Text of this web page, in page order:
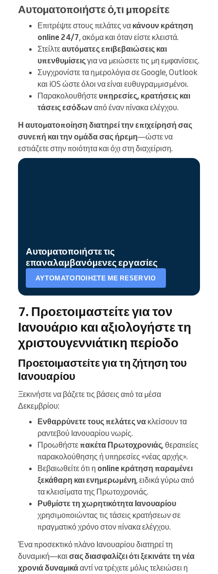
Αυτοματοποιήστε ό,τι μπορείτε
Επιτρέψτε στους πελάτες να κάνουν κράτηση
online 24/7, ακόμα και όταν είστε κλειστά.
Στείλτεαυτόματες επιβεβαιώσεις και
υπενθυμίσειςγια να μειώσετε τις μη εμφανίσεις.
Συγχρονίστε τα ημερολόγια σε Google, Outlook
και iOS ώστε όλοι να είναι ευθυγραμμισμένοι.
Παρακολουθήστε υπηρεσίες, κρατήσεις και
τάσεις εσόδωναπό έναν πίνακα ελέγχου.
Η αυτοματοποίηση διατηρεί την επιχείρησή σας
συνεπή και την ομάδα σας ήρεμη—ώστε να
εστιάζετε στην ποιότητα και όχι στη διαχείριση.
Αυτοματοποιήστε τις
επαναλαμβανόμενες εργασίες
ΑΥΤΟΜΑΤΟΠΟΙΉΣΤΕ ΜΕ RESERVIO
7. Προετοιμαστείτε για τον
Ιανουάριο και αξιολογήστε τη
χριστουγεννιάτικη περίοδο
Προετοιμαστείτε για τη ζήτηση του
Ιανουαρίου
Ξεκινήστε να βάζετε τις βάσεις από τα μέσα
Δεκεμβρίου:
Ενθαρρύνετε τους πελάτες να κλείσουν τα
ραντεβού Ιανουαρίου νωρίς.
Προωθήστε πακέτα Πρωτοχρονιάς, θεραπείες
παρακολούθησης ή υπηρεσίες «νέας αρχής».
Βεβαιωθείτε ότι η online κράτηση παραμένει
ξεκάθαρη και ενημερωμένη, ειδικά γύρω από
τα κλεισίματα της Πρωτοχρονιάς.
Ρυθμίστε τη χωρητικότητα Ιανουαρίου
χρησιμοποιώντας τις τάσεις κρατήσεων σε
πραγματικό χρόνο στον πίνακα ελέγχου.
Ένα προσεκτικό πλάνο Ιανουαρίου διατηρεί τη
δυναμική—και σας διασφαλίζει ότι ξεκινάτε τη νέα
χρονιά δυναμικάαντί να τρέχετε μόλις τελειώσει η